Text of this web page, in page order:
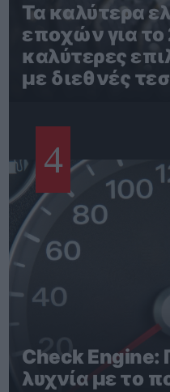
Τα καλύτερα
εποχών για το
καλύτερες
με διεθνές
4
Check Engine:
λυχνία με το